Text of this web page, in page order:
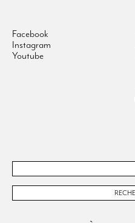
Facebook
Instagram
Youtube